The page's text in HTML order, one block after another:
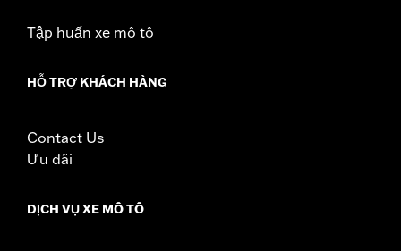
d.com/warrantyfor full details
including those that are pollution controlled. See Genuine
Eagle Performance products are intended for the
experienced rider only.
Tập huấn xe mô tô
HỖ TRỢ KHÁCH HÀNG
Contact Us
Ưu đãi
DỊCH VỤ XE MÔ TÔ